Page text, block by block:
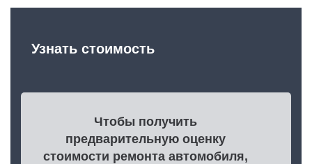
Узнать стоимость
Чтобы получить
предварительную оценку
стоимости ремонта автомобиля,